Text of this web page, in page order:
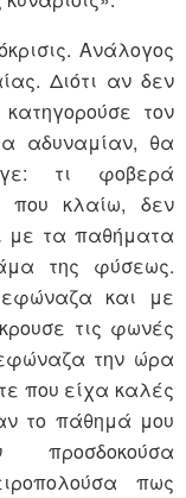
Ανάλογος
Διότι αν δεν
τον
αδυναμίαν, θα
τι φοβερά
που κλαίω, δεν
με τα παθήματα
της φύσεως.
εφώναζα και με
τις φωνές
την ώρα
που είχα καλές
το πάθημά μου
προσδοκούσα
πως